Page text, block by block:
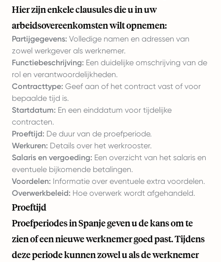
Hier zijn enkele clausules die u in uw
arbeidsovereenkomsten wilt opnemen:
Partijgegevens: Volledige namen en adressen van
zowel werkgever als werknemer.
Functiebeschrijving: Een duidelijke omschrijving van de
rol en verantwoordelijkheden.
Contracttype: Geef aan of het contract vast of voor
bepaalde tijd is.
Startdatum: En een einddatum voor tijdelijke
contracten.
Proeftijd: De duur van de proefperiode.
Werkuren: Details over het werkrooster.
Salaris en vergoeding: Een overzicht van het salaris en
eventuele bijkomende betalingen.
Voordelen: Informatie over eventuele extra voordelen.
Overwerkbeleid: Hoe overwerk wordt afgehandeld.
Proeftijd
Proefperiodes in Spanje geven u de kans om te
zien of een nieuwe werknemer goed past. Tijdens
deze periode kunnen zowel u als de werknemer